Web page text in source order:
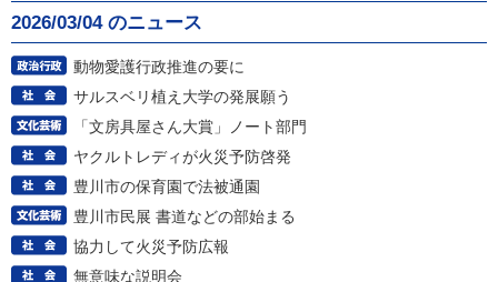
2026/03/04 のニュース
動物愛護行政推進の要に
サルスベリ植え大学の発展願う
「文房具屋さん大賞」ノート部門
ヤクルトレディが火災予防啓発
豊川市の保育園で法被通園
豊川市民展 書道などの部始まる
協力して火災予防広報
無意味な説明会